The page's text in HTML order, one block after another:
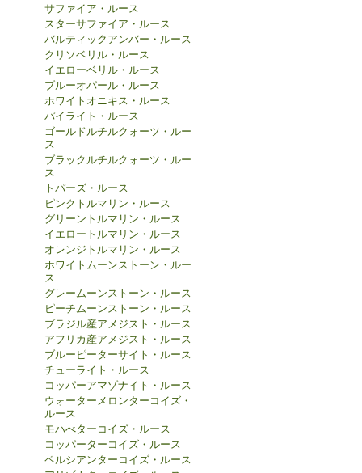
サファイア・ルース
スターサファイア・ルース
バルティックアンバー・ルース
クリソベリル・ルース
イエローベリル・ルース
ブルーオパール・ルース
ホワイトオニキス・ルース
パイライト・ルース
ゴールドルチルクォーツ・ルー
ス
ブラックルチルクォーツ・ルー
ス
トパーズ・ルース
ピンクトルマリン・ルース
グリーントルマリン・ルース
イエロートルマリン・ルース
オレンジトルマリン・ルース
ホワイトムーンストーン・ルー
ス
グレームーンストーン・ルース
ピーチムーンストーン・ルース
ブラジル産アメジスト・ルース
アフリカ産アメジスト・ルース
ブルーピーターサイト・ルース
チューライト・ルース
コッパーアマゾナイト・ルース
ウォーターメロンターコイズ・
ルース
モハべターコイズ・ルース
コッパーターコイズ・ルース
ペルシアンターコイズ・ルース